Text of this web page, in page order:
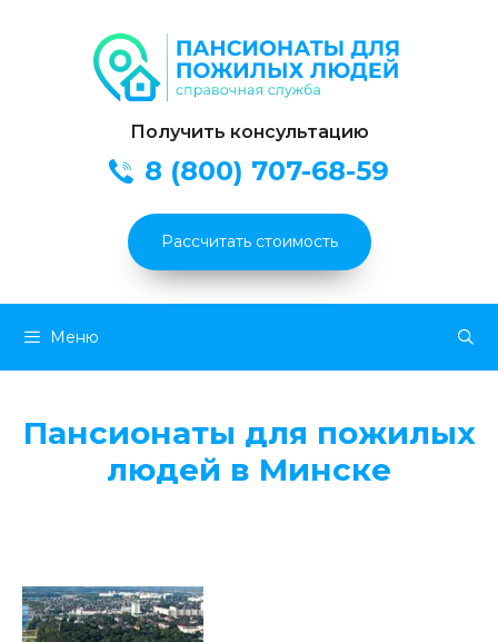
Получить консультацию
8 (800) 707-68-59
Рассчитать стоимость
Меню
Пансионаты для пожилых
людей в Минске